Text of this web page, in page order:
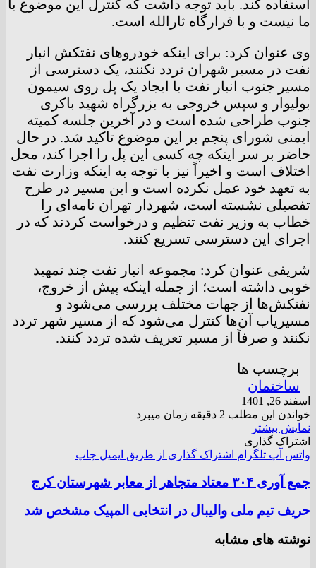
استفاده کند. باید توجه داشت که کنترل این موضوع با
ما نیست و با قرارگاه ثارالله است.
وی عنوان کرد: برای اینکه خودرو‌های نفتکش انبار
نفت در مسیر شهران تردد نکنند، یک دسترسی از
مسیر جنوب انبار نفت با ایجاد یک پل روی سیمون
بولیوار و سپس خروجی به بزرگراه شهید باکری
جنوب طراحی شده است و در آخرین جلسه کمیته
ایمنی شورای پنجم بر این موضوع تاکید شد. در حال
حاضر بر سر اینکه چه کسی این پل را اجرا کند، محل
اختلاف است و اخیراً نیز با توجه به اینکه وزارت نفت
به تعهد خود عمل نکرده است و این مسیر در طرح
تفصیلی نشسته است، شهردار تهران نامه‌ای را
خطاب به وزیر نفت تنظیم و درخواست کردند که در
اجرای این دسترسی تسریع کنند.
شریفی عنوان کرد: مجموعه انبار نفت چند تمهید
خوبی داشته است؛ از جمله اینکه پیش از خروج،
نفتکش‌ها از جهات مختلف بررسی می‌شود و
مسیریاب آن‌ها کنترل می‌شود که از مسیر شهر تردد
نکنند و صرفاً از مسیر تعریف شده تردد کنند.
برچسب ها
ساختمان
اسفند 26, 1401
خواندن این مطلب 2 دقیقه زمان میبرد
نمایش بیشتر
اشتراک گذاری
واتس آپ تلگرام اشتراک گذاری از طریق ایمیل چاپ
جمع آوری ۳۰۴ معتاد متجاهر از معابر شهرستان کرج
حریف تیم ملی والیبال در انتخابی المپیک مشخص شد
نوشته های مشابه